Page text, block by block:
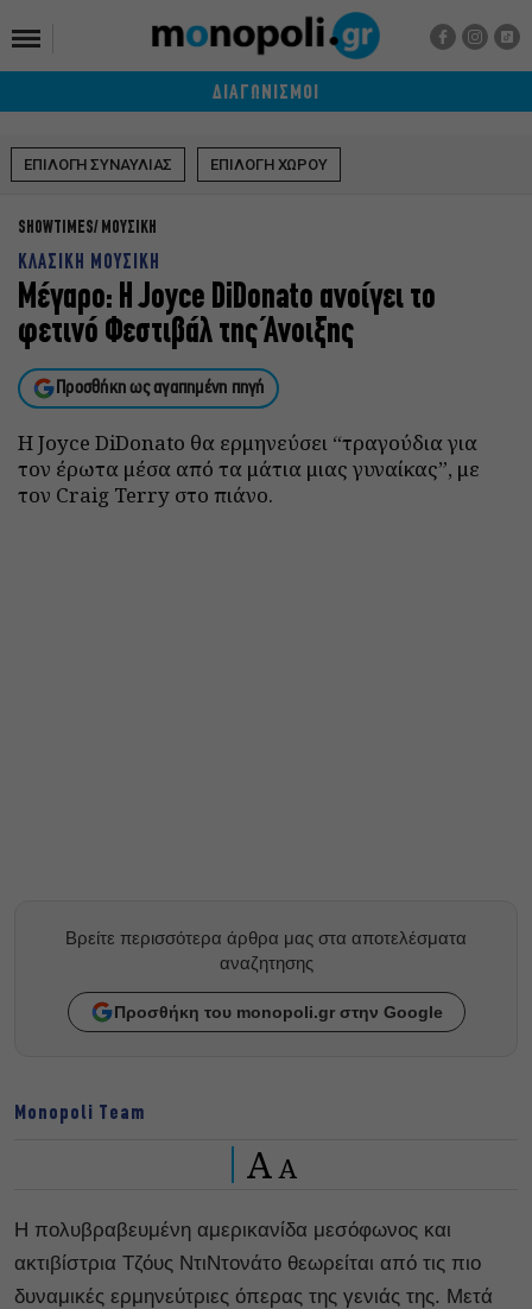
ΔΙΑΓΩΝΙΣΜΟΙ
ΕΠΙΛΟΓΗ ΣΥΝΑΥΛΙΑΣ ΕΠΙΛΟΓΗ ΧΩΡΟΥ
SHOWTIMES ΜΟΥΣΙΚΗ
ΚΛΑΣΙΚΗ ΜΟΥΣΙΚΗ
Μέγαρο: Η Joyce DiDonato ανοίγει το
φετινό Φεστιβάλ της Άνοιξης
Προσθήκη ως αγαπημένη πηγή
Η Joyce DiDonato θα ερμηνεύσει “τραγούδια για
τον έρωτα μέσα από τα μάτια μιας γυναίκας”, με
τον Craig Terry στο πιάνο.
Βρείτε περισσότερα άρθρα μας στα αποτελέσματα
αναζητησης
Προσθήκη του monopoli.gr στην Google
Monopoli Team
A A
Η πολυβραβευμένη αμερικανίδα μεσόφωνος και
ακτιβίστρια Τζόυς ΝτιΝτονάτο θεωρείται από τις πιο
δυναμικές ερμηνεύτριες όπερας της γενιάς της. Μετά